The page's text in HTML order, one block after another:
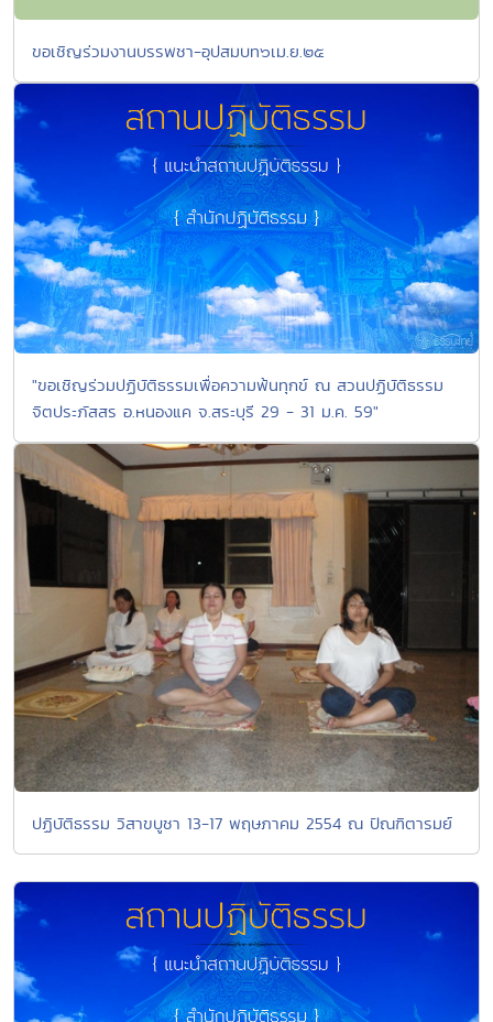
ขอเชิญร่วมงานบรรพชา-อุปสมบท๖เม.ย.๒๕
"ขอเชิญร่วมปฏิบัติธรรมเพื่อความพ้นทุกข์ ณ สวนปฏิบัติธรรม
จิตประภัสสร อ.หนองแค จ.สระบุรี 29 - 31 ม.ค. 59"
ปฏิบัติธรรม วิสาขบูชา 13-17 พฤษภาคม 2554 ณ ปัณฑิตารมย์